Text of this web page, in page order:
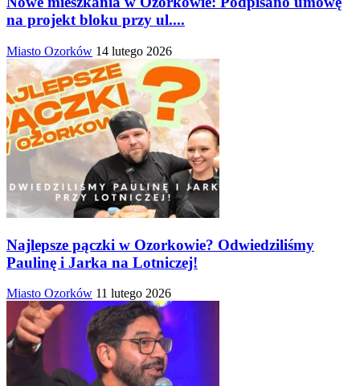
na projekt bloku przy ul....
Miasto Ozorków 14 lutego 2026
Najlepsze pączki w Ozorkowie? Odwiedziliśmy
Paulinę i Jarka na Lotniczej!
Miasto Ozorków 11 lutego 2026